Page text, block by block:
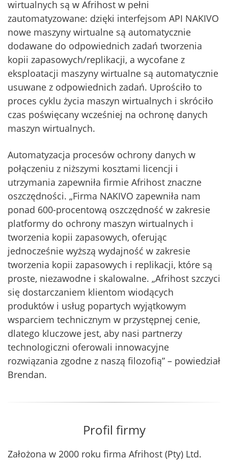
wirtualnych są w Afrihost w pełni
zautomatyzowane: dzięki interfejsom API NAKIVO
nowe maszyny wirtualne są automatycznie
dodawane do odpowiednich zadań tworzenia
kopii zapasowych/replikacji, a wycofane z
eksploatacji maszyny wirtualne są automatycznie
usuwane z odpowiednich zadań. Uprościło to
proces cyklu życia maszyn wirtualnych i skróciło
czas poświęcany wcześniej na ochronę danych
maszyn wirtualnych.
Automatyzacja procesów ochrony danych w
połączeniu z niższymi kosztami licencji i
utrzymania zapewniła firmie Afrihost znaczne
oszczędności. „Firma NAKIVO zapewniła nam
ponad 600-procentową oszczędność w zakresie
platformy do ochrony maszyn wirtualnych i
tworzenia kopii zapasowych, oferując
jednocześnie wyższą wydajność w zakresie
tworzenia kopii zapasowych i replikacji, które są
proste, niezawodne i skalowalne. „Afrihost szczyci
się dostarczaniem klientom wiodących
produktów i usług popartych wyjątkowym
wsparciem technicznym w przystępnej cenie,
dlatego kluczowe jest, aby nasi partnerzy
technologiczni oferowali innowacyjne
rozwiązania zgodne z naszą filozofią” – powiedział
Brendan.
Profil firmy
Założona w 2000 roku firma Afrihost (Pty) Ltd.